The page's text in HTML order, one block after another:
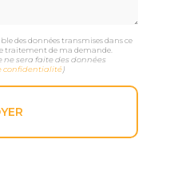
des données transmises dans ce
traitement de ma demande.
sera faite des données
confidentialité)